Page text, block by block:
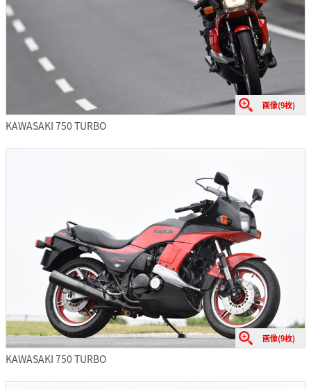
画像(9枚)
KAWASAKI 750 TURBO
画像(9枚)
KAWASAKI 750 TURBO